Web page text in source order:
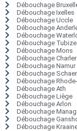
Débouchage
Débouchage Ixelles
Débouchage Uccle
Débouchage
Débouchage
Débouchage Tubize
Débouchage Mons
Débouchage
Débouchage Namur
Débouchage
Débouchage
Débouchage Ath
Débouchage Liège
Débouchage Arlon
Débouchage
Débouchage
Débouchage